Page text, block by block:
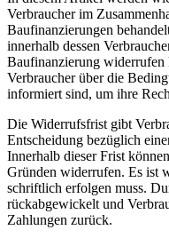
Verbraucher im
Baufinanzierungen
innerhalb dessen
Baufinanzierung widerrufen
Verbraucher über die
informiert sind, um ihre
Die Widerrufsfrist gibt
Entscheidung bezüglich
Innerhalb dieser Frist
Gründen widerrufen. Es ist
schriftlich erfolgen muss.
rückabgewickelt und
Zahlungen zurück.